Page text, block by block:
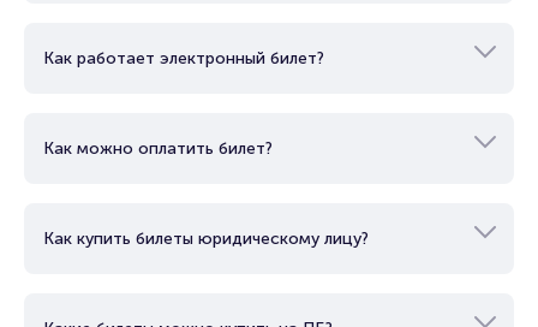
Как работает электронный билет?
Как можно оплатить билет?
Как купить билеты юридическому лицу?